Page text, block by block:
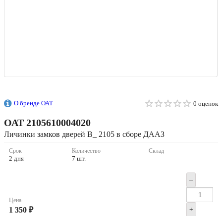
О бренде ОАТ 0 оценок
ОАТ 2105610004020
Личинки замков дверей В_ 2105 в сборе ДААЗ
Срок
2 дня
Количество
7 шт.
Склад
Цена
1 350 ₽
–
+